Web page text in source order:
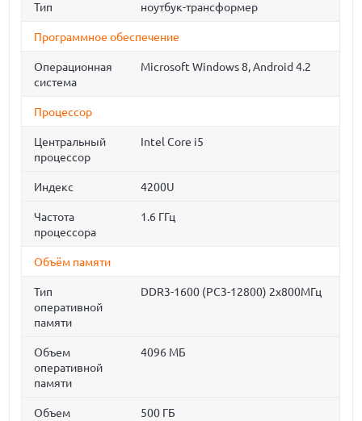
Тип ноутбук-трансформер
Программное обеспечение
Операционная
система
Microsoft Windows 8, Android 4.2
Процессор
Центральный
процессор
Intel Core i5
Индекс 4200U
Частота
процессора
1.6 ГГц
Объём памяти
Тип
оперативной
памяти
DDR3-1600 (PC3-12800) 2x800МГц
Объем
оперативной
памяти
4096 МБ
Объем
500 ГБ